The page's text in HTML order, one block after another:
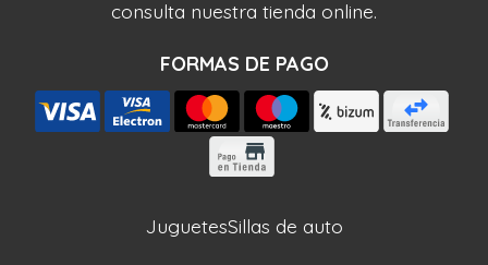
consulta nuestra tienda online.
FORMAS DE PAGO
JuguetesSillas de auto